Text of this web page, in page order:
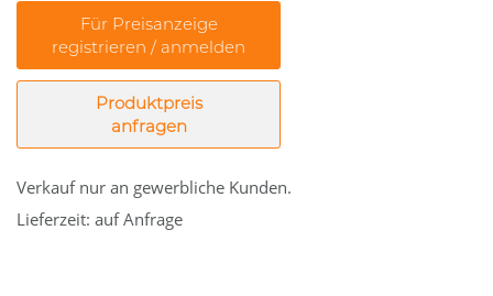
Für Preisanzeige
registrieren / anmelden
Produktpreis
anfragen
Verkauf nur an gewerbliche Kunden.
Lieferzeit: auf Anfrage